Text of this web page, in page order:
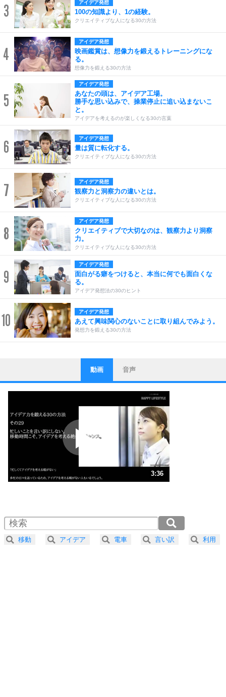
3 アイデア発想
100の知識より、1の経験。
クリエイティブな人になる30の方法
4
アイデア発想
映画鑑賞は、想像力を鍛えるトレーニングにな
る。
想像力を鍛える30の方法
5
アイデア発想
あなたの頭は、アイデア工場。
勝手な思い込みで、操業停止に追い込まないこ
と。
アイデアを考えるのが楽しくなる30の言葉
6 アイデア発想
量は質に転化する。
クリエイティブな人になる30の方法
7 アイデア発想
観察力と洞察力の違いとは。
クリエイティブな人になる30の方法
8
アイデア発想
クリエイティブで大切なのは、観察力より洞察
力。
クリエイティブな人になる30の方法
9
アイデア発想
面白がる癖をつけると、本当に何でも面白くな
る。
アイデア発想法の30のヒント
10 アイデア発想
あえて興味関心のないことに取り組んでみよう。
発想力を鍛える30の方法
1
ストレス対策
他人と比べない。
いっそのこと、他人を見ない。
いらいらしない人になる30の方法
ポジティブになれない原因は、行動しないから。
ポジティブ思考になる30の方法
人生、なんとかなるもの。
気楽に生きる30の方法
4 器の大きい人は、怒りを優しさで表現する。
動画 音声
3:36
2.0倍速 （424KB 1分48秒）
2.5倍速 （340KB 1分26秒）
3.0倍速 （283KB 1分12秒）
移動 アイデア 電車 言い訳 利用